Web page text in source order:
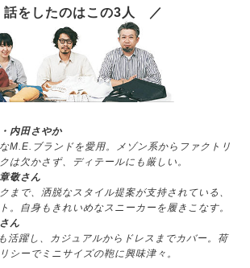
をしたのはこの3人 ／
内田さやか
M.E.ブランドを愛用。メゾン系からファクトリ
は欠かさず、ディテールにも厳しい。
敬さん
まで、洒脱なスタイル提案が支持されている、
。自身もきれいめなスニーカーを履きこなす。
ん
活躍し、カジュアルからドレスまでカバー。荷
シーでミニサイズの鞄に興味津々。
サイトマップ